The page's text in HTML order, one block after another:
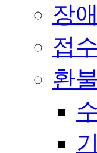
장
접
환